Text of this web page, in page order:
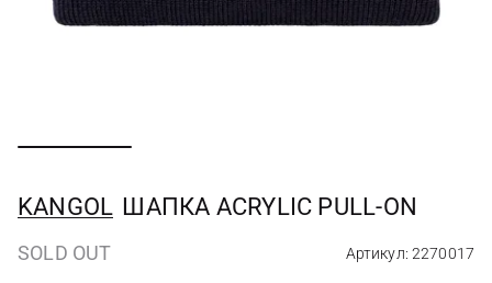
KANGOL ШАПКА ACRYLIC PULL-ON
SOLD OUT Артикул: 2270017